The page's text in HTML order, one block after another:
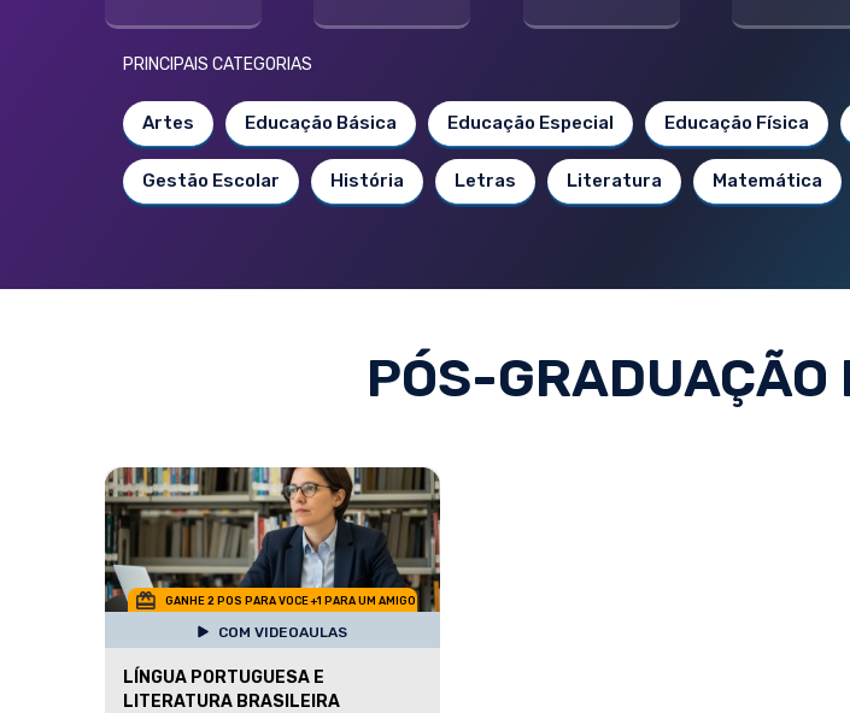
PRINCIPAIS CATEGORIAS
Artes Educação Básica Educação Especial Educação Física
Gestão Escolar História Letras Literatura Matemática
PÓS-
GANHE 2 POS PARA VOCE +1 PARA UM AMIGO
COM VIDEOAULAS
LÍNGUA PORTUGUESA E
LITERATURA BRASILEIRA